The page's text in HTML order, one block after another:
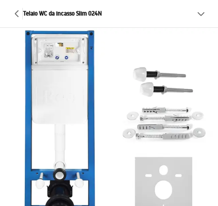
Telaio WC da incasso Slim 024N